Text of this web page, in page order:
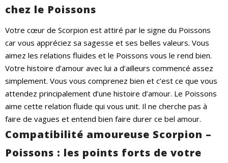
chez le Poissons
Votre cœur de Scorpion est attiré par le signe du Poissons
car vous appréciez sa sagesse et ses belles valeurs. Vous
aimez les relations fluides et le Poissons vous le rend bien.
Votre histoire d’amour avec lui a d’ailleurs commencé assez
simplement. Vous vous comprenez bien et c’est ce que vous
attendez principalement d’une histoire d’amour. Le Poissons
aime cette relation fluide qui vous unit. Il ne cherche pas à
faire de vagues et entend bien faire durer ce bel amour.
Compatibilité amoureuse Scorpion –
Poissons : les points forts de votre